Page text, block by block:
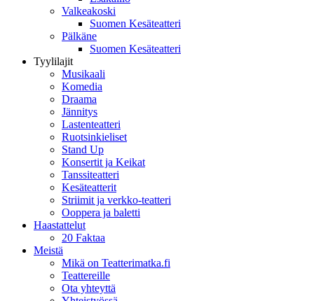
Valkeakoski
Suomen Kesäteatteri
Pälkäne
Suomen Kesäteatteri
Tyylilajit
Musikaali
Komedia
Draama
Jännitys
Lastenteatteri
Ruotsinkieliset
Stand Up
Konsertit ja Keikat
Tanssiteatteri
Kesäteatterit
Striimit ja verkko-teatteri
Ooppera ja baletti
Haastattelut
20 Faktaa
Meistä
Mikä on Teatterimatka.fi
Teattereille
Ota yhteyttä